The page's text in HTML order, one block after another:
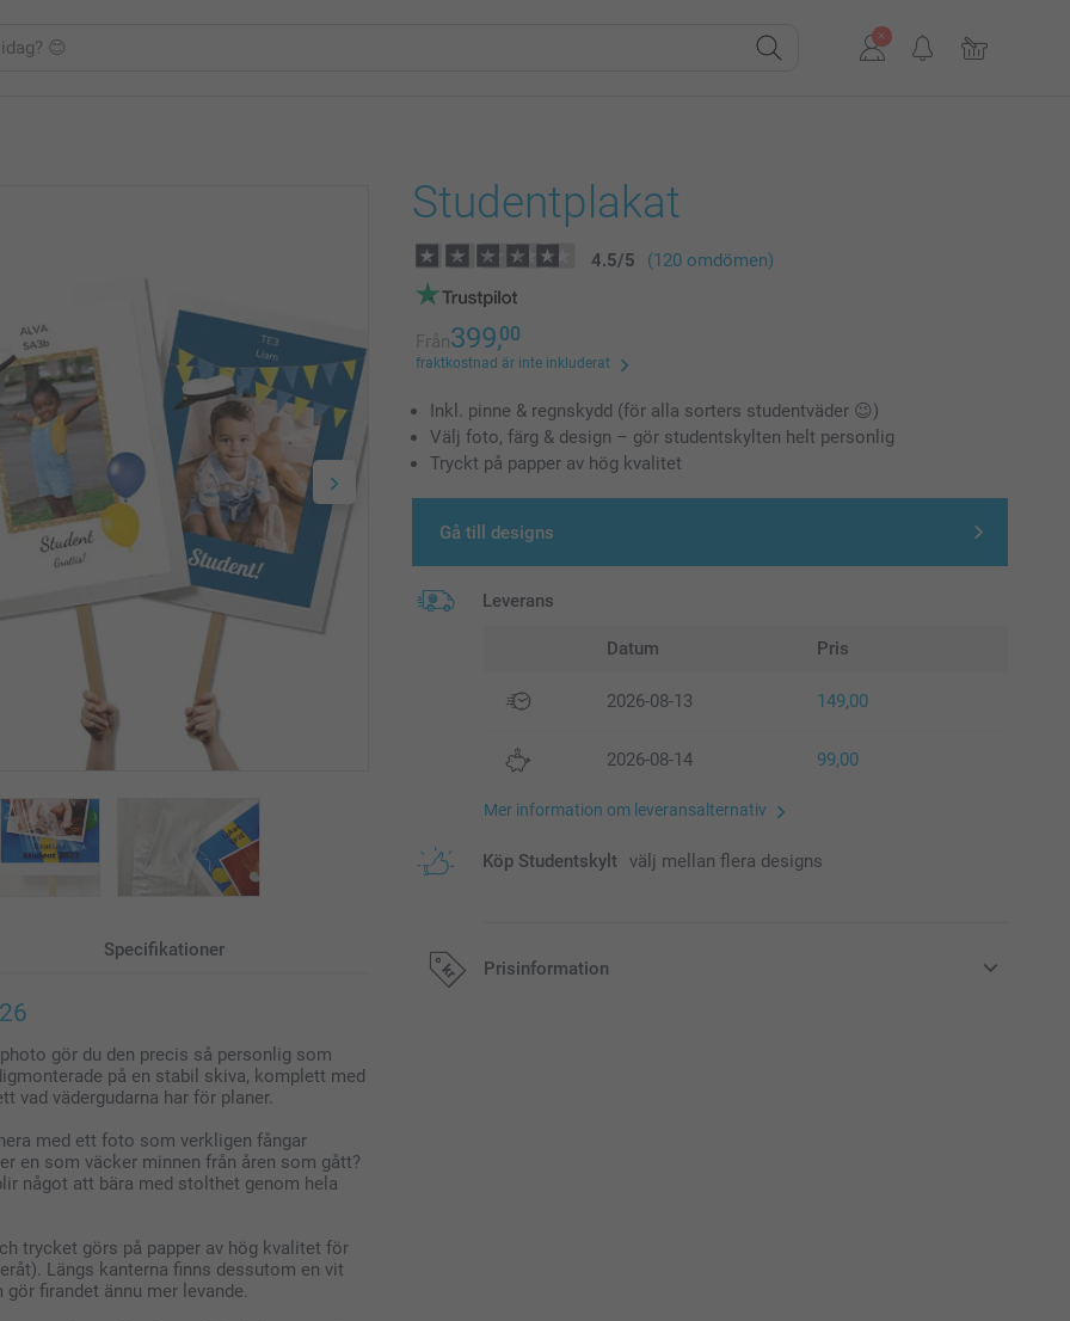
Specifikationer
gör du den precis så personlig som
på en stabil skiva, komplett med
vad vädergudarna har för planer.
med ett foto som verkligen fångar
en som väcker minnen från åren som gått?
något att bära med stolthet genom hela
trycket görs på papper av hög kvalitet för
Längs kanterna finns dessutom en vit
firandet ännu mer levande.
Studentplakat
4.5/5 (120 omdömen)
Från399,00
fraktkostnad är inte inkluderat
Inkl. pinne & regnskydd (för alla sorters studentväder 😉)
Välj foto, färg & design – gör studentskylten helt personlig
Tryckt på papper av hög kvalitet
Gå till designs
Leverans
Datum Pris
2026-08-13 149,00
2026-08-14 99,00
Mer information om leveransalternativ
Köp Studentskylt välj mellan flera designs
Prisinformation